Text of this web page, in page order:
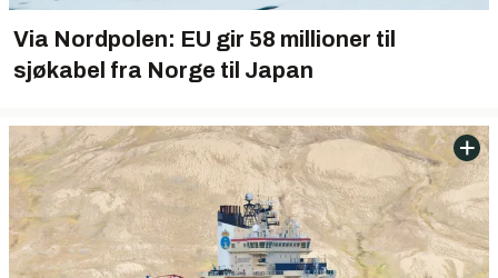
Via Nordpolen: EU gir 58 millioner til
sjøkabel fra Norge til Japan